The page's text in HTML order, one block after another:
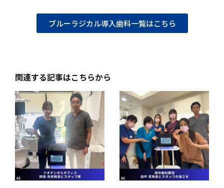
ブルーラジカル導入歯科一覧はこちら
関連する記事はこちらから